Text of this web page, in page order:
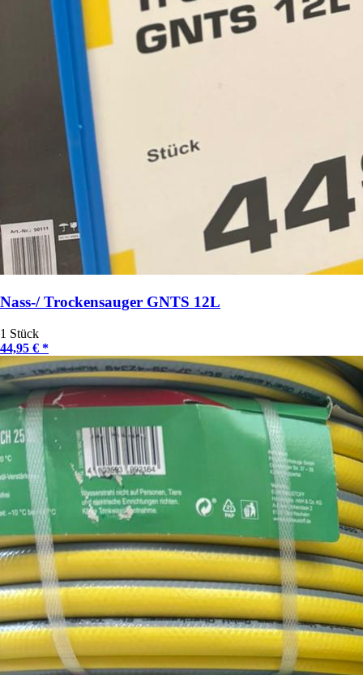
Nass-/ Trockensauger GNTS 12L
1 Stück
44,95 € *